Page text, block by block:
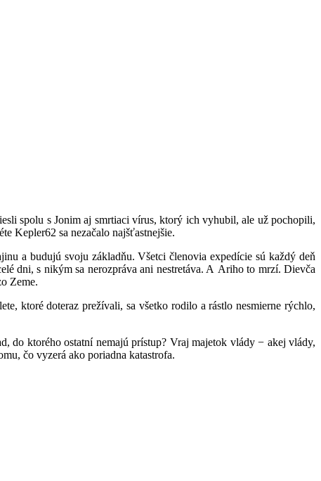
spolu s Jonim aj smrtiaci vírus, ktorý ich vyhubil, ale už pochopili,
Kepler62 sa nezačalo najšťastnejšie.
a budujú svoju základňu. Všetci členovia expedície sú každý deň
dni, s nikým sa nerozpráva ani nestretáva. A Ariho to mrzí. Dievča
Zeme.
ktoré doteraz prežívali, sa všetko rodilo a rástlo nesmierne rýchlo,
do ktorého ostatní nemajú prístup? Vraj majetok vlády − akej vlády,
čo vyzerá ako poriadna katastrofa.